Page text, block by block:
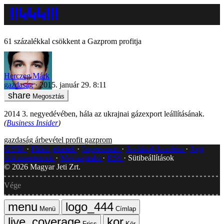
61 százalékkal csökkent a Gazprom profitja
Herczeg Márk
gazdaság
2015. január 29. 8:11
Megosztás
2014 3. negyedévében, hála az ukrajnai gázexport leállításának.
(Business Insider)
gazdaság árbevétel profit gazprom
GYIK
Hibát jelentek Impresszum Javítások kezelése
Jogi
dokumentumok
Médiaajánlat RSS
Sütibeállítások
© 2026 Magyar Jeti Zrt.
Vége
Menü
Címlap